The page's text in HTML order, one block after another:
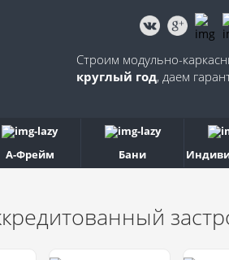
Строим модульно-
круглый год, даем
А-Фрейм Бани